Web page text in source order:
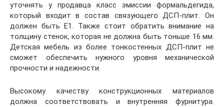
уточнять у продавца класс эмиссии формальдегида,
который входит в состав связующего ДСП-плит. Он
должен быть Е1. Также стоит обратить внимание на
толщину стенок, которая не должна быть тоньше 16 мм.
Детская мебель из более тонкостенных ДСП-плит не
сможет обеспечить нужного уровня механической
прочности и надежности.
Высокому качеству конструкционных материалов
должна соответствовать и внутренняя фурнитура.